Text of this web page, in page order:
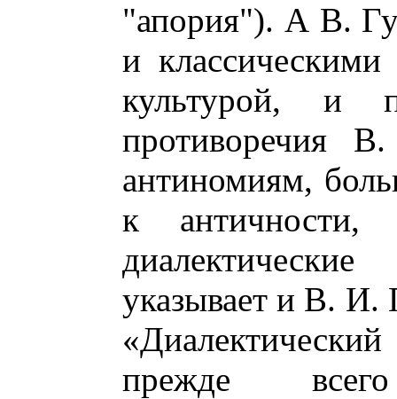
"апория"). А В.
и
культурой, и
противоречия
антиномиям,
к
указывает и В. И.
прежде